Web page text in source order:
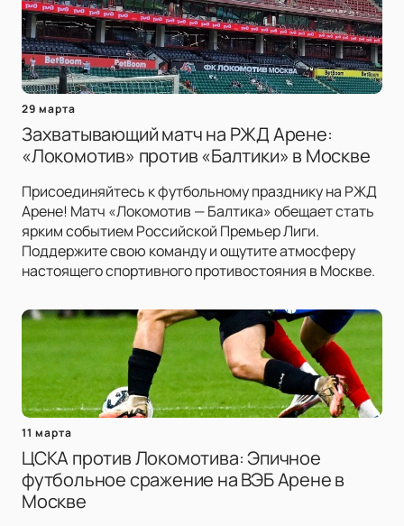
29 марта
Захватывающий матч на РЖД Арене:
«Локомотив» против «Балтики» в Москве
Присоединяйтесь к футбольному празднику на РЖД
Арене! Матч «Локомотив — Балтика» обещает стать
ярким событием Российской Премьер Лиги.
Поддержите свою команду и ощутите атмосферу
настоящего спортивного противостояния в Москве.
11 марта
ЦСКА против Локомотива: Эпичное
футбольное сражение на ВЭБ Арене в
Москве